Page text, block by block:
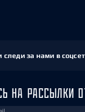
за нами в
НА РАССЫЛКИ